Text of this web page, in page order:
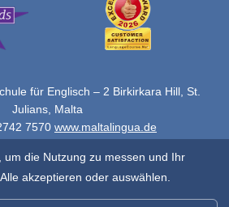
für Englisch – 2 Birkirkara Hill, St.
Julians, Malta
7570 www.maltalingua.de
um die Nutzung zu messen und Ihr
akzeptieren oder auswählen.